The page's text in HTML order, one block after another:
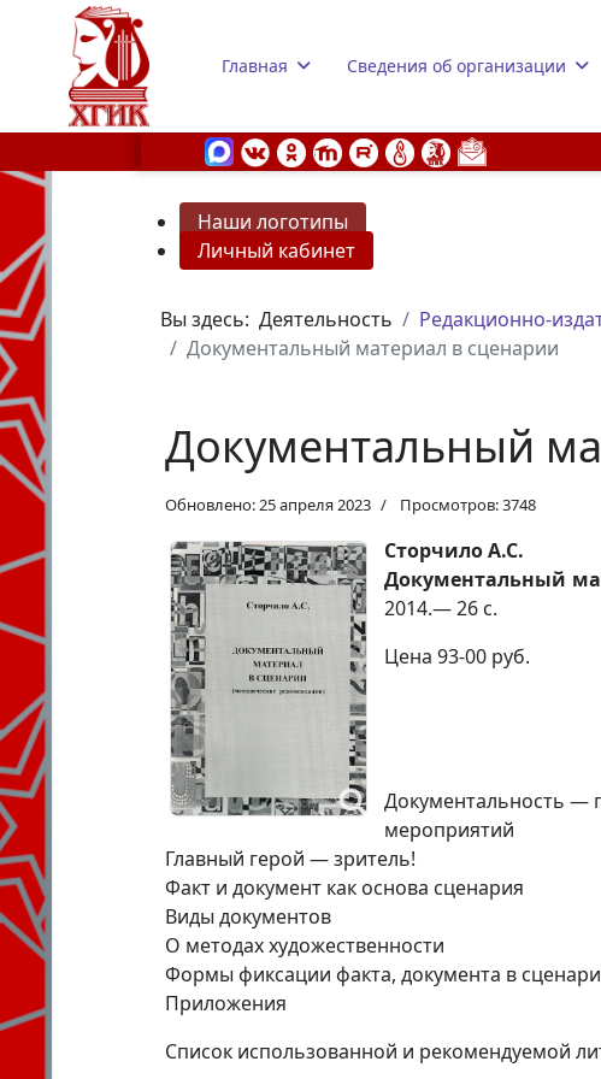
Главная Сведения об организации
Наши логотипы
Личный кабинет
Вы здесь: Деятельность Редакционно-
Документальный материал в сценарии
Документальный
Обновлено: 25 апреля 2023 Просмотров: 3748
Сторчило А.С.
Документальный
2014.— 26 с.
Цена 93-00 руб.
Документальность —
мероприятий
Главный герой — зритель!
Факт и документ как основа сценария
Виды документов
О методах художественности
Формы фиксации факта, документа в
Приложения
Список использованной и рекомендуемой